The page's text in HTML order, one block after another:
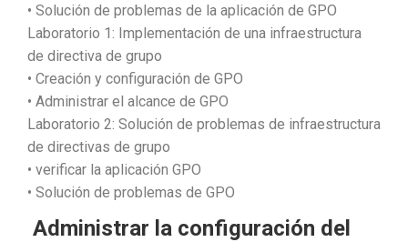
• Solución de problemas de la aplicación de GPO
Laboratorio 1: Implementación de una infraestructura
de directiva de grupo
• Creación y configuración de GPO
• Administrar el alcance de GPO
Laboratorio 2: Solución de problemas de infraestructura
de directivas de grupo
• verificar la aplicación GPO
• Solución de problemas de GPO
Administrar la configuración del